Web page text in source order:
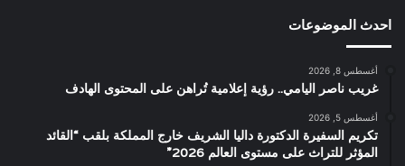
احدث الموضوعات
أغسطس 8, 2026
غريب ناصر اليامي.. رؤية إعلامية تُراهن على المحتوى الهادف
أغسطس 5, 2026
تكريم السفيرة الدكتورة داليا الشريف خارج المملكة بلقب “القائد
المؤثر للتراث على مستوى العالم 2026”